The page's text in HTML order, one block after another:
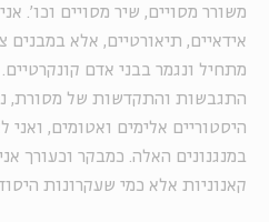
משורר מסויים, שיר מסויים וכו'.
אידאיים, תיאורטיים, אלא במבנים
מתחיל ונגמר בבני אדם
התגבשות והתקדשות של מסורת,
היסטוריים אלימים ואטומים,
במנגנונים האלה. כמבקר וכעורך
קאנוניות אלא כמי שעקרונות